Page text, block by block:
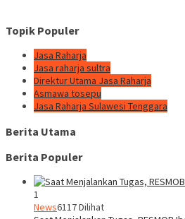
Topik Populer
Jasa Raharja
Jasa raharja sultra
Direktur Utama Jasa Raharja
Asmawa tosepu
Jasa Raharja Sulawesi Tenggara
Berita Utama
Berita Populer
1
News6117 Dilihat